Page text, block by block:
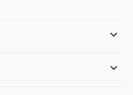

